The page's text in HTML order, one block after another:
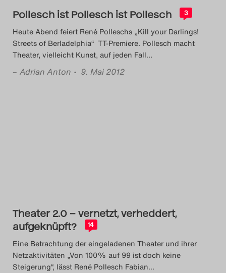
Search
Pollesch ist Pollesch ist Pollesch 3
Heute Abend feiert René Polleschs „Kill your Darlings!
Streets of Berladelphia“ TT-Premiere. Pollesch macht
Theater, vielleicht Kunst, auf jeden Fall…
– Adrian Anton • 9. Mai 2012
Theater 2.0 – vernetzt, verheddert,
aufgeknüpft?
14
Eine Betrachtung der eingeladenen Theater und ihrer
Netzaktivitäten „Von 100% auf 99 ist doch keine
Steigerung“, lässt René Pollesch Fabian…